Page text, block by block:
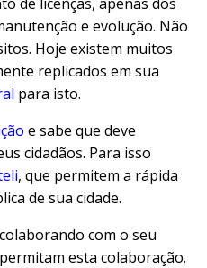
e evolução. Não
Hoje existem muitos
replicados em sua
para isto.
e sabe que deve
cidadãos. Para isso
, que permitem a rápida
de sua cidade.
com o seu
esta colaboração.